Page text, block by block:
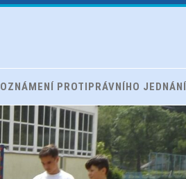
OZNÁMENÍ PROTIPRÁVNÍHO JEDNÁNÍ